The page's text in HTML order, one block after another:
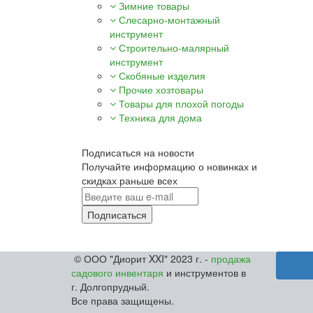
Зимние товары
Слесарно-монтажный
инструмент
Строительно-малярный
инструмент
Скобяные изделия
Прочие хозтовары
Товары для плохой погоды
Техника для дома
Подписаться на новости
Получайте информацию о новинках и
скидках раньше всех
Подписаться
© ООО "Диорит XXI" 2023 г. - продажа
садового инвентаря и инструментов в
г. Долгопрудный.
Все права защищены.